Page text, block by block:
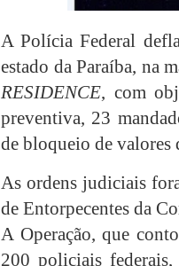
A Polícia Federal
estado da Paraíba, na
RESIDENCE, com
preventiva, 23
de bloqueio de valores
As ordens judiciais
de Entorpecentes da
A Operação, que
200 policiais federais,